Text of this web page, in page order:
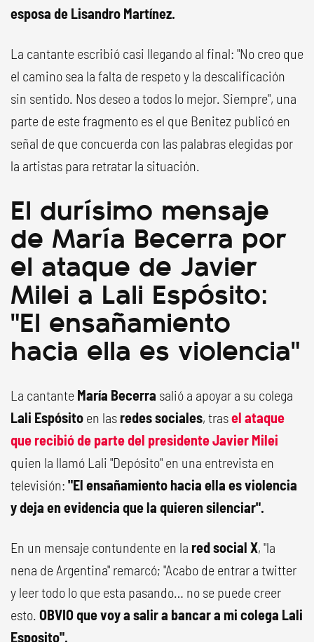
esposa de Lisandro Martínez.
La cantante escribió casi llegando al final: "No creo que
el camino sea la falta de respeto y la descalificación
sin sentido. Nos deseo a todos lo mejor. Siempre", una
parte de este fragmento es el que Benitez publicó en
señal de que concuerda con las palabras elegidas por
la artistas para retratar la situación.
El durísimo mensaje
de María Becerra por
el ataque de Javier
Milei a Lali Espósito:
"El ensañamiento
hacia ella es violencia"
La cantante María Becerra salió a apoyar a su colega
Lali Espósito en las redes sociales, trasel ataque
que recibió de parte del presidente Javier Milei
quien la llamó Lali "Depósito" en una entrevista en
televisión: "El ensañamiento hacia ella es violencia
y deja en evidencia que la quieren silenciar".
En un mensaje contundente en la red social X, "la
nena de Argentina" remarcó; "Acabo de entrar a twitter
y leer todo lo que esta pasando… no se puede creer
esto. OBVIO que voy a salir a bancar a mi colega Lali
Esposito".